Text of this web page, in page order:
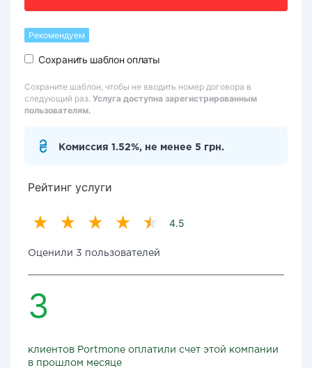
Рекомендуем
Сохранить шаблон оплаты
Сохраните шаблон, чтобы не вводить номер договора в
следующий раз. Услуга доступна зарегистрированным
пользователям.
Комиссия 1.52%, не менее 5 грн.
Рейтинг услуги
4.5
Оценили 3 пользователей
3
клиентов Portmone оплатили счет этой компании
в прошлом месяце